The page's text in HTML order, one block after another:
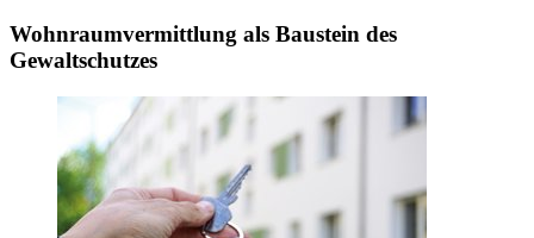
Wohnraumvermittlung als Baustein des
Gewaltschutzes